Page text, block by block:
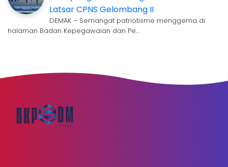
Latsar CPNS Gelombang II
DEMAK – Semangat patriotisme menggema di
halaman Badan Kepegawaian dan Pe…